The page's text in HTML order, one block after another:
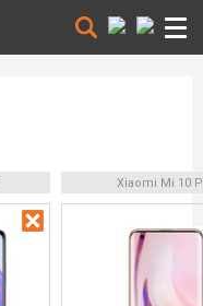
Xiaomi Mi 10